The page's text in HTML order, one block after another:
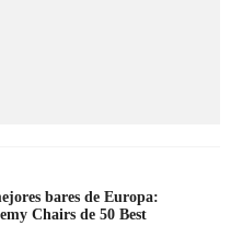
bares de Europa:
Chairs de 50 Best